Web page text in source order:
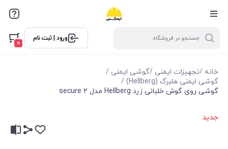
ورود | ثبت نام
0
خانه /تجهیزات ایمنی /گوشی ایمنی/
گوشی ایمنی هلبرگ (Hellberg)
/
گوشی روی گوش خلبانی زرد Hellberg مدل secure 2
جدید